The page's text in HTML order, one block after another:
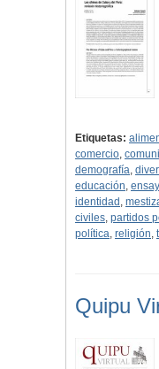
Etiquetas:
comercio,
demografía,
educación,
identidad ,
civiles, partidos
política, religión,
Quipu